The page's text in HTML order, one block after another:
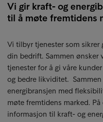
Vi gir kraft- og
til å møte fremtidens
Vi tilbyr tjenester som
din bedrift. Sammen ønsker
tjenester for å gi våre
og bedre likviditet.
energibransjen med
møte fremtidens marked.
informasjon til kraft- og